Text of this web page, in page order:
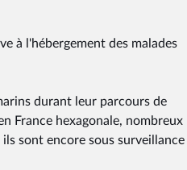
à l'hébergement des malades
durant leur parcours de
France hexagonale, nombreux
sont encore sous surveillance